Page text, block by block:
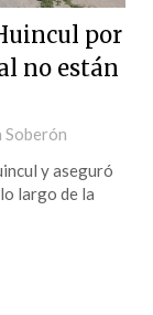
por
no están
Soberón
y aseguró
largo de la